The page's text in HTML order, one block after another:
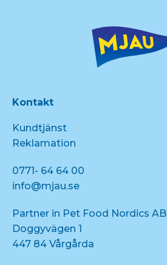
Kontakt
Kundtjänst
Reklamation
0771- 64 64 00
info@mjau.se
Partner in Pet Food Nordics AB
Doggyvägen 1
447 84 Vårgårda